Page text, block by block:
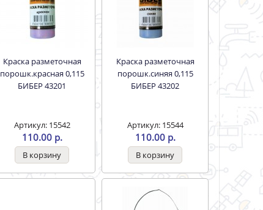
Краска разметочная
порошк.красная 0,115
БИБЕР 43201
Артикул: 15542
110.00 р.
Краска разметочная
порошк.синяя 0,115
БИБЕР 43202
Артикул: 15544
110.00 р.